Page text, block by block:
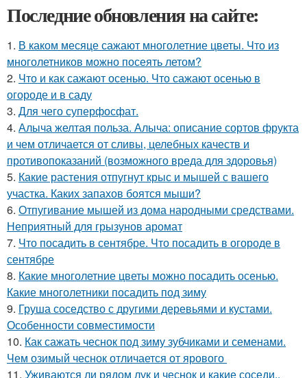
Последние обновления на сайте:
1. В каком месяце сажают многолетние цветы. Что из
многолетников можно посеять летом?
2. Что и как сажают осенью. Что сажают осенью в
огороде и в саду
3. Для чего суперфосфат.
4. Алыча желтая польза. Алыча: описание сортов фрукта
и чем отличается от сливы, целебных качеств и
противопоказаний (возможного вреда для здоровья)
5. Какие растения отпугнут крыс и мышей с вашего
участка. Каких запахов боятся мыши?
6. Отпугивание мышей из дома народными средствами.
Неприятный для грызунов аромат
7. Что посадить в сентябре. Что посадить в огороде в
сентябре
8. Какие многолетние цветы можно посадить осенью.
Какие многолетники посадить под зиму
9. Груша соседство с другими деревьями и кустами.
Особенности совместимости
10. Как сажать чеснок под зиму зубчиками и семенами.
Чем озимый чеснок отличается от ярового
11. Уживаются ли рядом лук и чеснок и какие соседи..